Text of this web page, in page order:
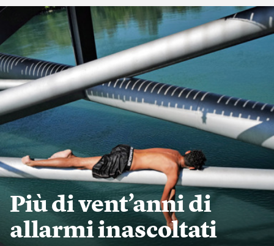
Più di vent’anni di
allarmi inascoltati